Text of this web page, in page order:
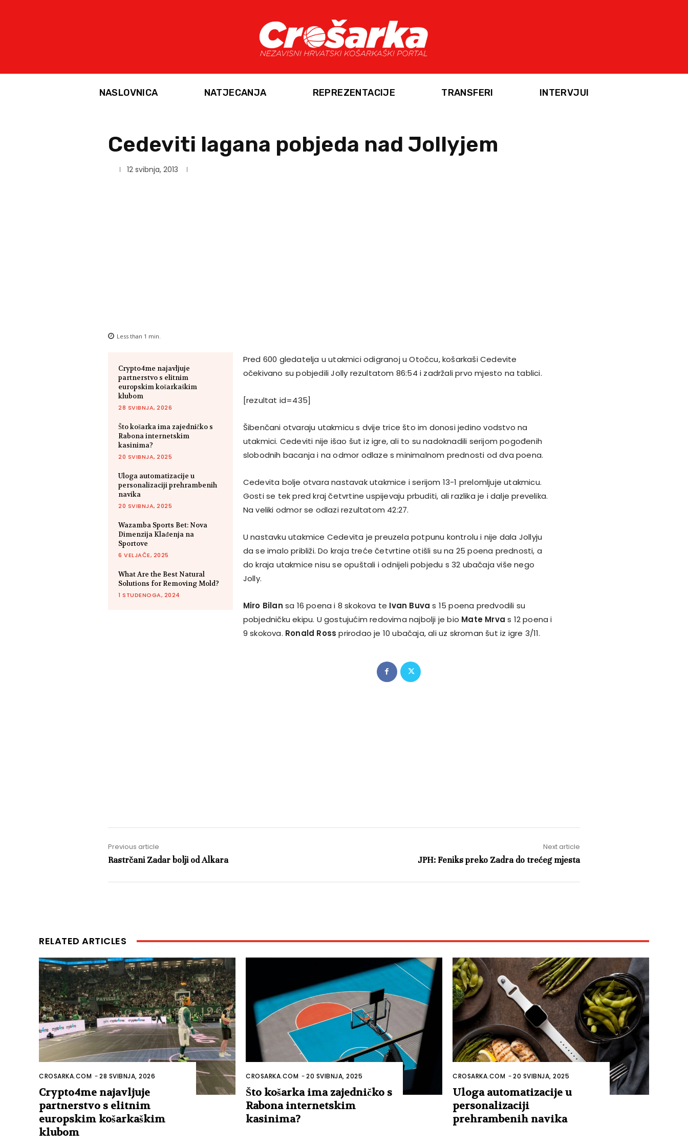
NASLOVNICA NATJECANJA REPREZENTACIJE TRANSFERI INTERVJUI
Cedeviti lagana pobjeda nad Jollyjem
12 svibnja, 2013
Less than 1 min.
Crypto4me najavljuje
partnerstvo s elitnim
europskim košarkaškim
klubom
28 SVIBNJA, 2026
Što košarka ima zajedničko s
Rabona internetskim
kasinima?
20 SVIBNJA, 2025
Uloga automatizacije u
personalizaciji prehrambenih
navika
20 SVIBNJA, 2025
Wazamba Sports Bet: Nova
Dimenzija Klađenja na
Sportove
6 VELJAČE, 2025
What Are the Best Natural
Solutions for Removing Mold?
1 STUDENOGA, 2024
Pred 600 gledatelja u utakmici odigranoj u Otočcu, košarkaši Cedevite
očekivano su pobjedili Jolly rezultatom 86:54 i zadržali prvo mjesto na tablici.
[rezultat id=435]
Šibenčani otvaraju utakmicu s dvije trice što im donosi jedino vodstvo na
utakmici. Cedeviti nije išao šut iz igre, ali to su nadoknadili serijom pogođenih
slobodnih bacanja i na odmor odlaze s minimalnom prednosti od dva poena.
Cedevita bolje otvara nastavak utakmice i serijom 13-1 prelomljuje utakmicu.
Gosti se tek pred kraj četvrtine uspijevaju prbuditi, ali razlika je i dalje prevelika.
Na veliki odmor se odlazi rezultatom 42:27.
U nastavku utakmice Cedevita je preuzela potpunu kontrolu i nije dala Jollyju
da se imalo približi. Do kraja treće četvrtine otišli su na 25 poena prednosti, a
do kraja utakmice nisu se opuštali i odnijeli pobjedu s 32 ubačaja više nego
Jolly.
Miro Bilan sa 16 poena i 8 skokova te Ivan Buva s 15 poena predvodili su
pobjedničku ekipu. U gostujućim redovima najbolji je bio Mate Mrva s 12 poena i
9 skokova. Ronald Ross prirodao je 10 ubačaja, ali uz skroman šut iz igre 3/11.
Previous article
Rastrčani Zadar bolji od Alkara
Next article
JPH: Feniks preko Zadra do trećeg mjesta
RELATED ARTICLES
CROSARKA.COM -28 SVIBNJA, 2026
Crypto4me najavljuje
partnerstvo s elitnim
europskim košarkaškim
klubom
CROSARKA.COM -20 SVIBNJA, 2025
Što košarka ima zajedničko s
Rabona internetskim
kasinima?
CROSARKA.COM -20 SVIBNJA, 2025
Uloga automatizacije u
personalizaciji
prehrambenih navika